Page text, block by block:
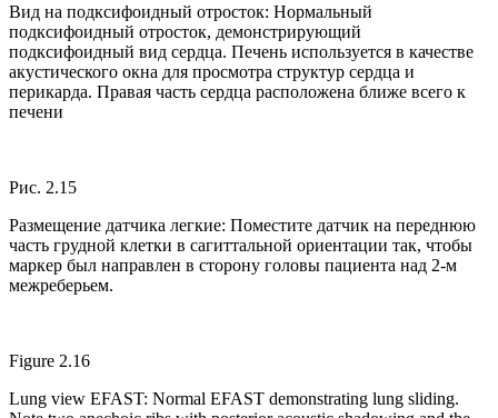
Вид на подксифоидный отросток: Нормальный
подксифоидный отросток, демонстрирующий
подксифоидный вид сердца. Печень используется в качестве
акустического окна для просмотра структур сердца и
перикарда. Правая часть сердца расположена ближе всего к
печени
Рис. 2.15
Размещение датчика легкие: Поместите датчик на переднюю
часть грудной клетки в сагиттальной ориентации так, чтобы
маркер был направлен в сторону головы пациента над 2-м
межреберьем.
Figure 2.16
Lung view EFAST: Normal EFAST demonstrating lung sliding.